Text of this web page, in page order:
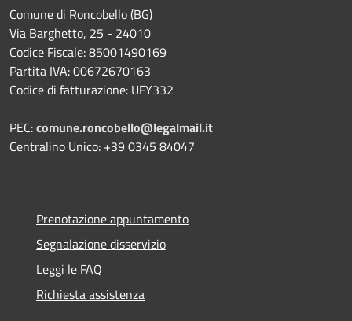
Comune di Roncobello (BG)
Via Barghetto, 25 - 24010
Codice Fiscale: 85001490169
Partita IVA: 00672670163
Codice di fatturazione: UFY332
PEC:comune.roncobello@legalmail.it
Centralino Unico: +39 0345 84047
Prenotazione appuntamento
Segnalazione disservizio
Leggi le FAQ
Richiesta assistenza